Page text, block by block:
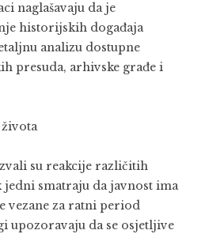
naglašavaju da je
historijskih događaja
analizu dostupne
presuda, arhivske građe i
su reakcije različitih
smatraju da javnost ima
vezane za ratni period
upozoravaju da se osjetljive